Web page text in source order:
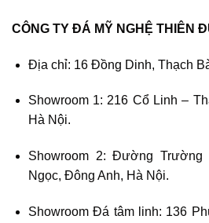
CÔNG TY ĐÁ MỸ NGHỆ THIÊN
Địa chỉ: 16 Đồng Dinh, Thạch
Showroom 1: 216 Cổ Linh –
Hà Nội.
Showroom 2: Đường Trường
Ngọc, Đông Anh, Hà Nội.
Showroom Đá tâm linh: 136